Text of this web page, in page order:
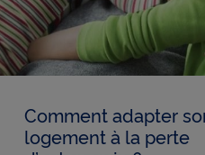
Comment adapter
logement à la perte